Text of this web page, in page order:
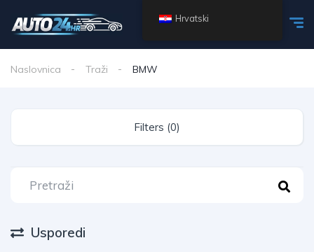
Naslovnica Traži BMW
Filters (0)
Usporedi
Hrvatski